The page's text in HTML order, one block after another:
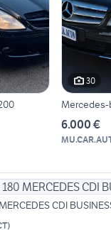
30
Mercedes-
6.000 €
CDI
)